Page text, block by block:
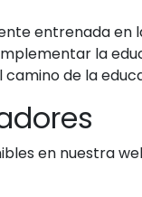
entrenada en
la
de la
en nuestra